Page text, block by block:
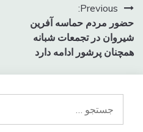
راهبری
نوشته
Previous:
حضور مردم حماسه آفرین
شیروان در تجمعات شبانه
همچنان پرشور ادامه دارد
برای: